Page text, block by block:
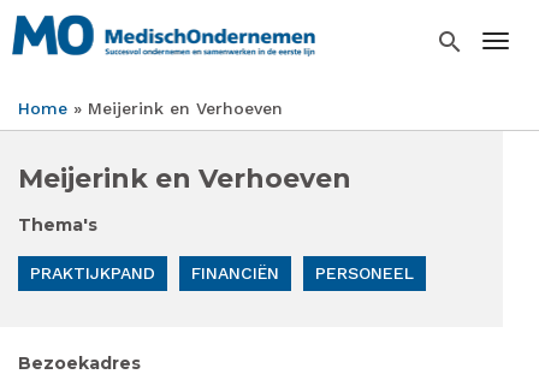
Overslaan
en
inhoud
search
Kruimelpad
Home Meijerink en Verhoeven
Meijerink en Verhoeven
Thema's
PRAKTIJKPAND FINANCIËN PERSONEEL
Bezoekadres